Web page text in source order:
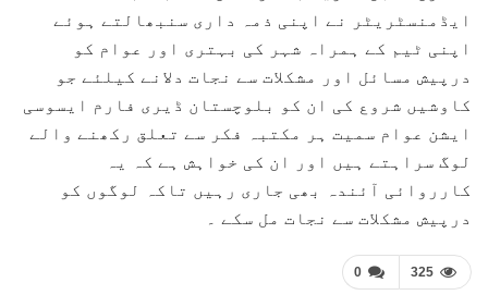
ایڈمنسٹریٹر نے اپنی ذمہ داری سنبھالتے ہوئے
اپنی ٹیم کے ہمراہ شہر کی بہتری اور عوام کو
درپیش مسائل اور مشکلات سے نجات دلانے کیلئے جو
کاوشیں شروع کی ان کو بلوچستان ڈیری فارم ایسوسی
ایشن عوام سمیت ہر مکتبہ فکر سے تعلق رکھنے والے
لوگ سراہتے ہیں اور ان کی خواہش ہے کہ یہ
کارروائی آئندہ بھی جاری رہیں تاکہ لوگوں کو
درپیش مشکلات سے نجات مل سکے ۔
0 325